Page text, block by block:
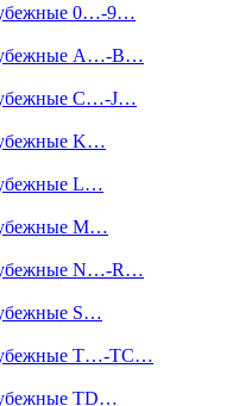
0…-9…
A…-B…
C…-J…
K…
L…
M…
N…-R…
S…
T…-TC…
TD…